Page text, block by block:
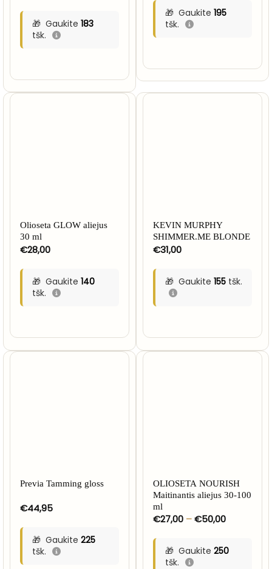
Gaukite 183
tšk.
through
€39,00
Gaukite 195
tšk.
Olioseta GLOW aliejus
30 ml
€28,00
Gaukite 140
tšk.
KEVIN MURPHY
SHIMMER.ME BLONDE
€31,00
Gaukite 155tšk.
Previa Tamming gloss
€44,95
Gaukite 225
tšk.
OLIOSETA NOURISH
Maitinantis aliejus 30-100
ml
€27,00 – €50,00Price
through
€50,00
Gaukite 250
tšk.